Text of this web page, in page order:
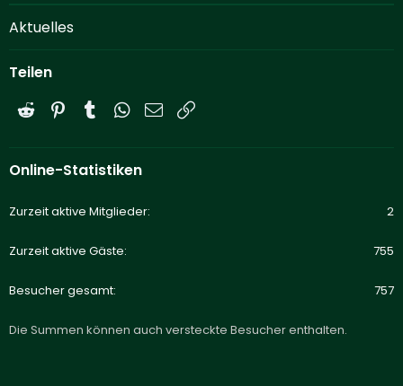
Aktuelles
Teilen
Reddit PinterestTumblrWhatsApp
E-Mail
Online-Statistiken
Zurzeit aktive Mitglieder 2
Zurzeit aktive Gäste 755
Besucher gesamt 757
Die Summen können auch versteckte Besucher enthalten.